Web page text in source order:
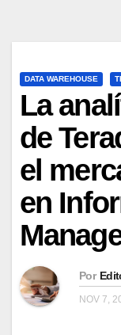
DATA WAREHOUSE
La
de
el
en
Por
NOV 7,